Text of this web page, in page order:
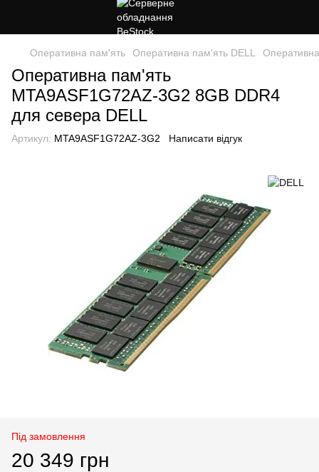
Оперативна пам'ять Оперативна пам'ять DELL
Оперативна пам'ять
MTA9ASF1G72AZ-3G2 8GB DDR4
для севера DELL
Артикул: MTA9ASF1G72AZ-3G2 Написати відгук
Під замовлення
20 349 грн